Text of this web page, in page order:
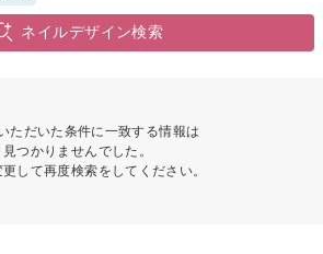
ネイルデザイン検索
ただいた条件に一致する情報は
見つかりませんでした。
して再度検索をしてください。